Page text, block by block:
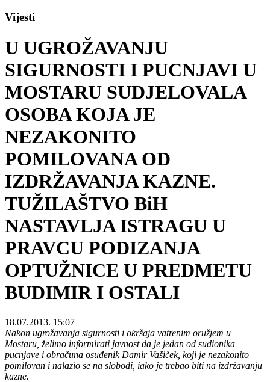
Vijesti
U UGROŽAVANJU
SIGURNOSTI I PUCNJAVI U
MOSTARU SUDJELOVALA
OSOBA KOJA JE
NEZAKONITO
POMILOVANA OD
IZDRŽAVANJA KAZNE.
TUŽILAŠTVO BiH
NASTAVLJA ISTRAGU U
PRAVCU PODIZANJA
OPTUŽNICE U PREDMETU
BUDIMIR I OSTALI
18.07.2013. 15:07
Nakon ugrožavanja sigurnosti i okršaja vatrenim oružjem u
Mostaru, želimo informirati javnost da je jedan od sudionika
pucnjave i obračuna osuđenik Damir Vašiček, koji je nezakonito
pomilovan i nalazio se na slobodi, iako je trebao biti na izdržavanju
kazne.